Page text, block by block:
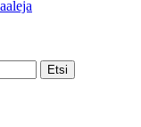
Etsi